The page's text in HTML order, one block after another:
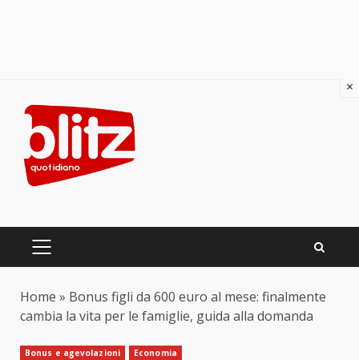
content
PRIMARY
Home » Bonus figli da 600 euro al mese: finalmente
cambia la vita per le famiglie, guida alla domanda
Bonus e agevolazioni Economia
×